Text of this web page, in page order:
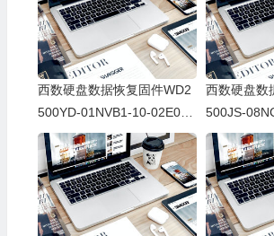
西数硬盘数据恢复固件WD2
500YD-01NVB1-10-02E01-
WD-WCANK4449190-109B
E
西数硬盘数
500JS-
WD-
9T